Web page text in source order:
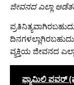
​ಜೀವನದ ಎಲ್ಲಾ
ವ್ಯಕ್ತಿಯ ಜೀವನದ
ಫ್ಯಾಮಿಲಿ ಪವರ್